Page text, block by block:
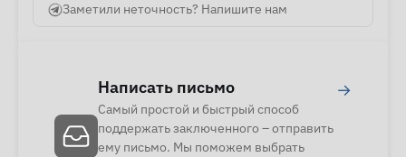
Заметили неточность? Напишите нам
Написать письмо
Самый простой и быстрый способ
поддержать заключенного – отправить
ему письмо. Мы поможем выбрать
→